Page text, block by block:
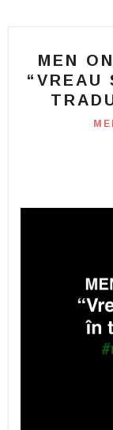
MEN
“VREAU